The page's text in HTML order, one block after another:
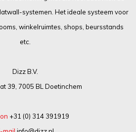
systemen. Het ideale systeem voor
winkelruimtes, shops, beursstands
etc.
Dizz B.V.
39, 7005 BL Doetinchem
+31 (0) 314 391919